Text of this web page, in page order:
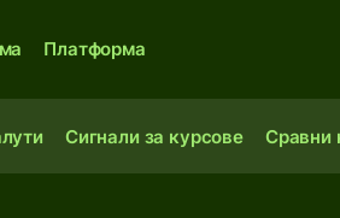
Платформа
Сигнали за курсове Сравни